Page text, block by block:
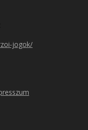
r
jogok/